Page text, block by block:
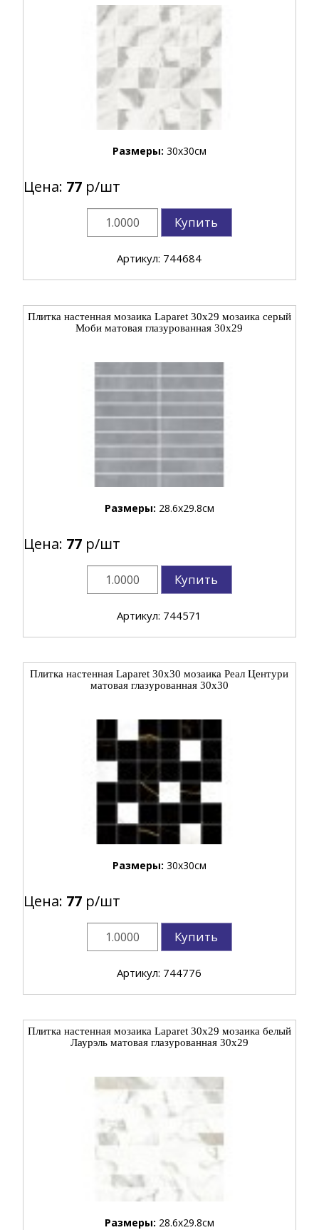
Размеры: 30x30см
Цена: 77р/шт
Купить
Артикул: 744684
Плитка настенная мозаика Laparet 30x29 мозаика серый
Моби матовая глазурованная 30x29
Размеры: 28.6x29.8см
Цена: 77р/шт
Купить
Артикул: 744571
Плитка настенная Laparet 30x30 мозаика Реал Центури
матовая глазурованная 30x30
Размеры: 30x30см
Цена: 77р/шт
Купить
Артикул: 744776
Плитка настенная мозаика Laparet 30x29 мозаика белый
Лаурэль матовая глазурованная 30x29
Размеры: 28.6x29.8см